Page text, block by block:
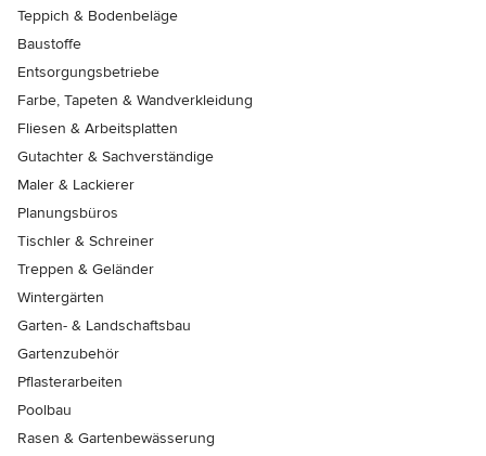
Teppich & Bodenbeläge
Baustoffe
Entsorgungsbetriebe
Farbe, Tapeten & Wandverkleidung
Fliesen & Arbeitsplatten
Gutachter & Sachverständige
Maler & Lackierer
Planungsbüros
Tischler & Schreiner
Treppen & Geländer
Wintergärten
Garten- & Landschaftsbau
Gartenzubehör
Pflasterarbeiten
Poolbau
Rasen & Gartenbewässerung